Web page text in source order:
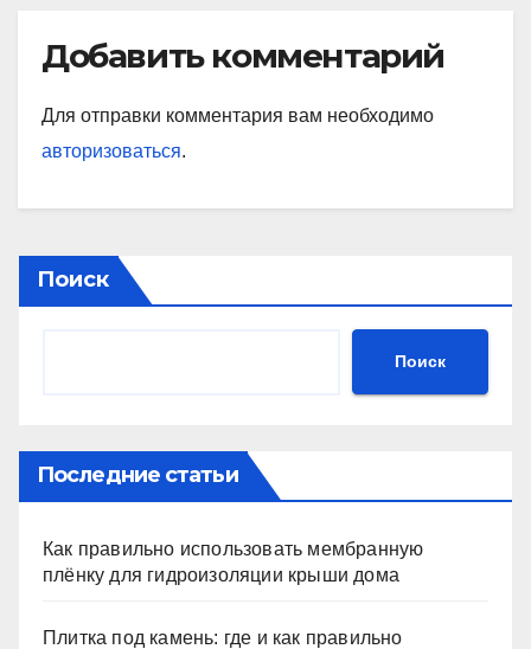
Добавить комментарий
Для отправки комментария вам необходимо
авторизоваться.
Поиск
Поиск
Последние статьи
Как правильно использовать мембранную
плёнку для гидроизоляции крыши дома
Плитка под камень: где и как правильно